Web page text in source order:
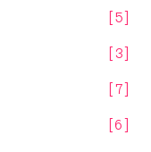
5
3
7
6